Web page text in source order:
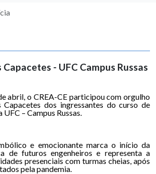
- UFC Campus Russas
abril, o CREA-CE participou com orgulho
Capacetes dos ingressantes do curso de
UFC – Campus Russas.
e emocionante marca o início da
de futuros engenheiros e representa a
presenciais com turmas cheias, após
pela pandemia.